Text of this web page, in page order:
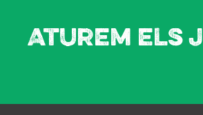
Aturem els